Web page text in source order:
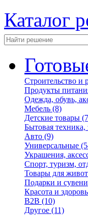
Каталог
Строительство и
Продукты
Одежда, обувь,
Мебель (8)
Детские товары
Бытовая техника,
Авто (9)
Универсальные
Украшения,
Спорт, туризм,
Товары для
Подарки и
Красота и
B2B (10)
Другое (11)